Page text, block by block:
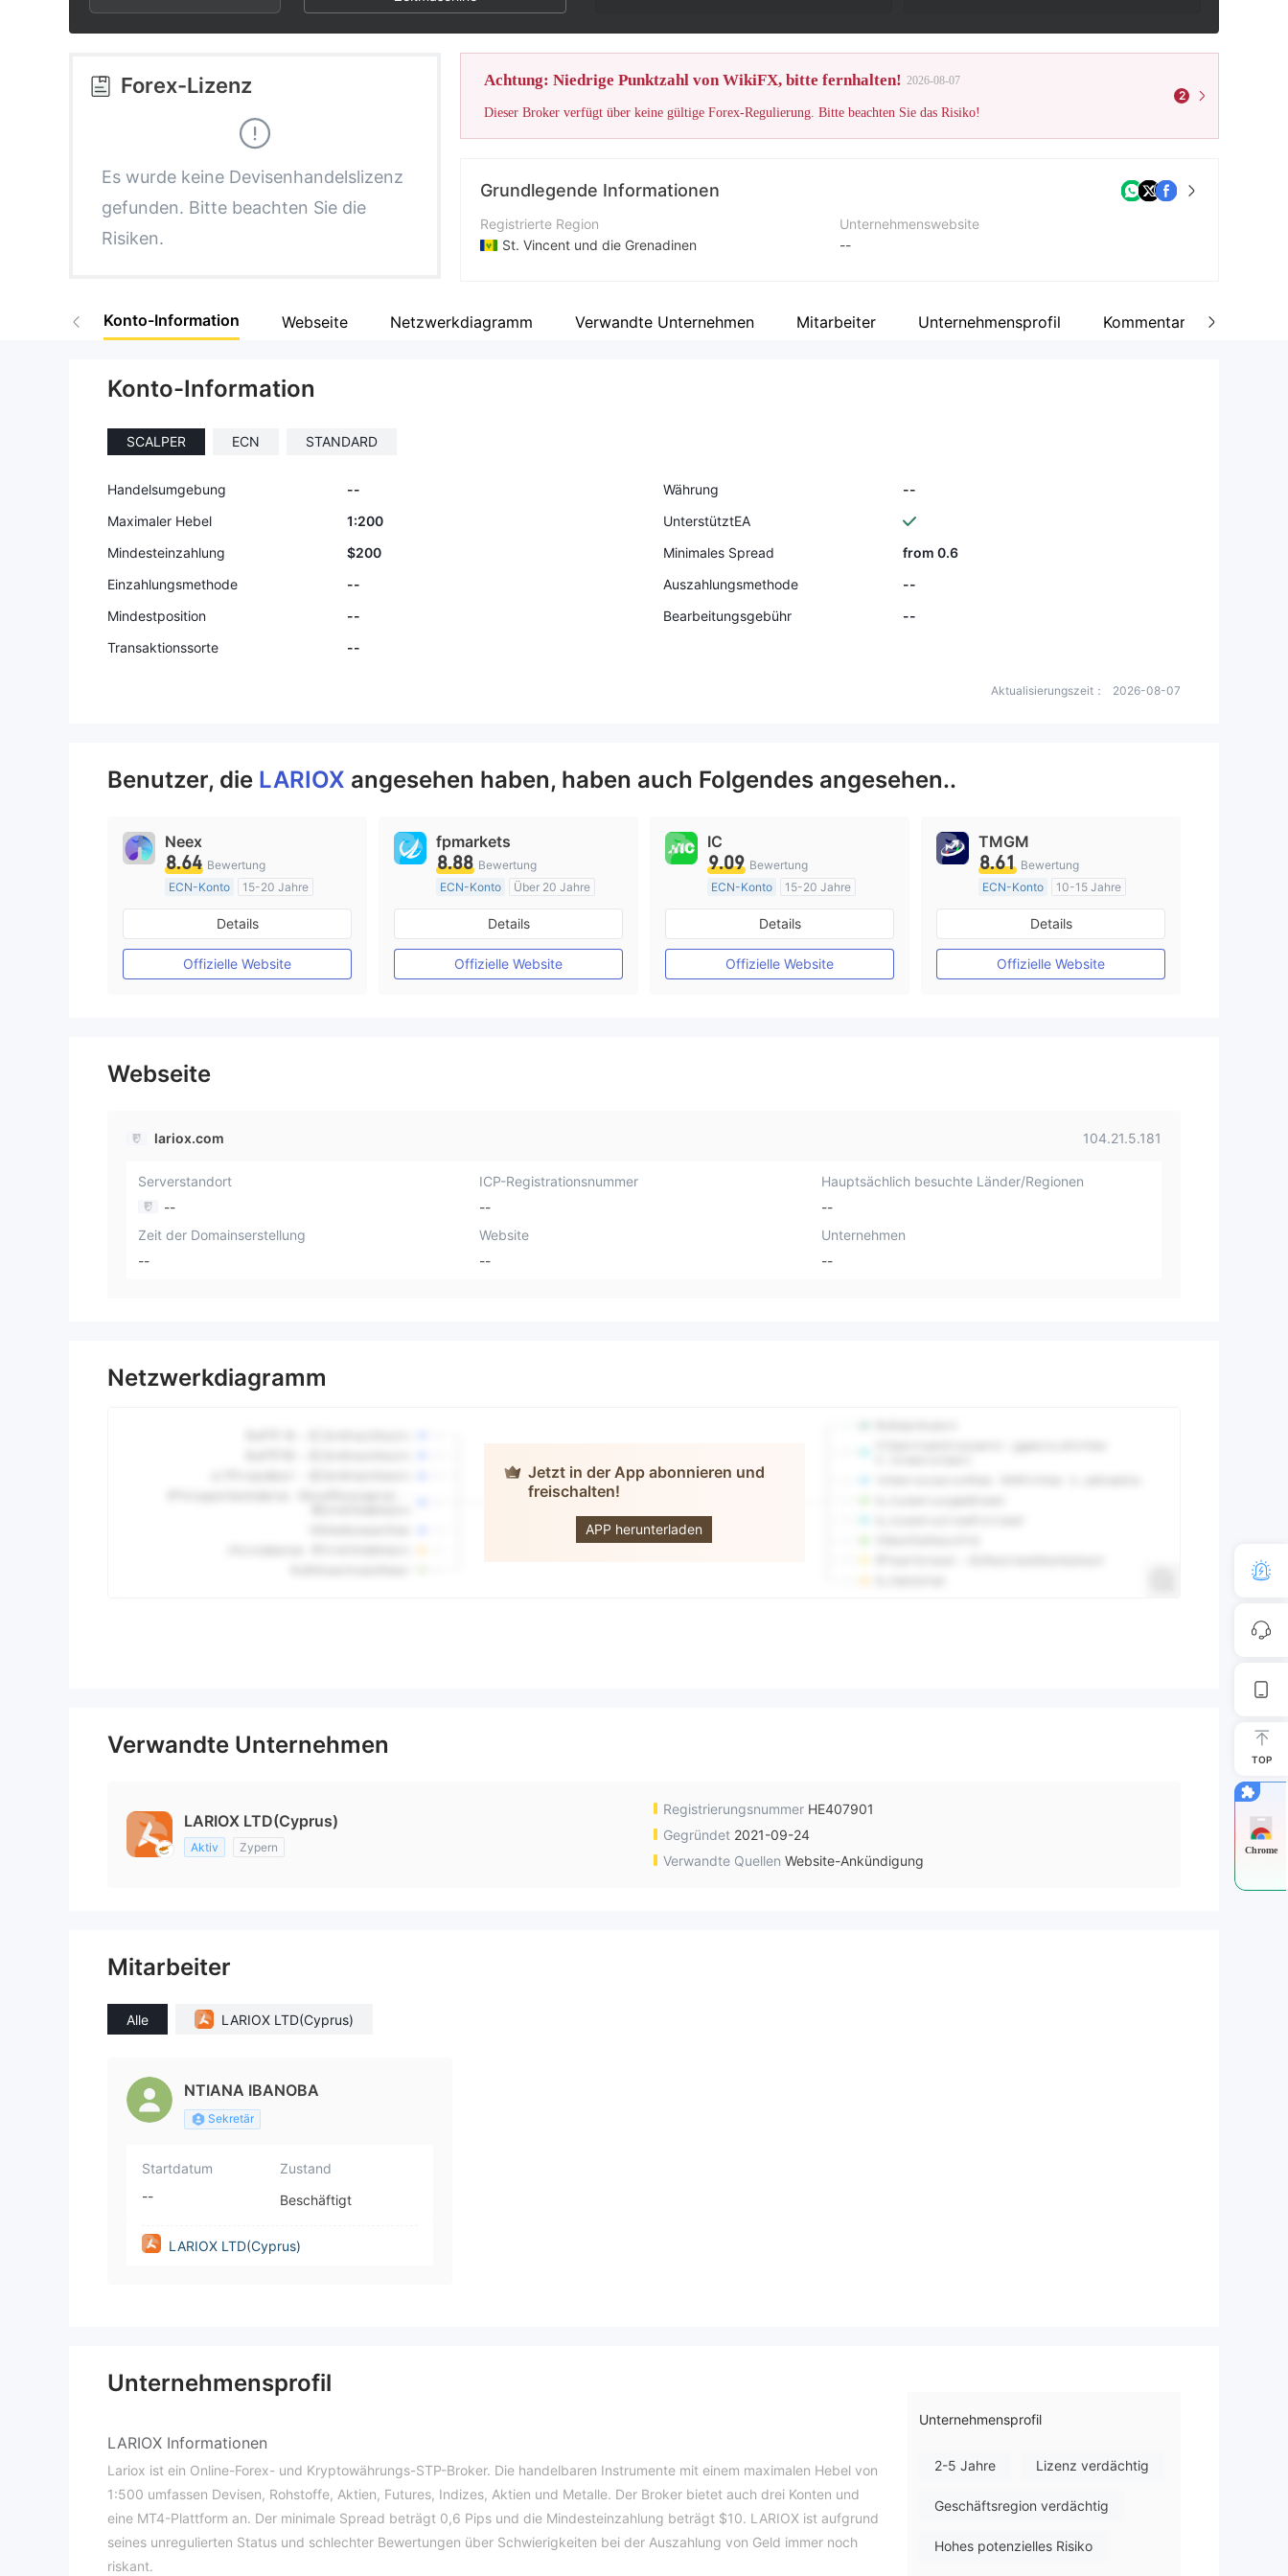
2
3
5
6
7
8
9
8
9
Forex-Lizenz
Es wurde keine Devisenhandelslizenz
gefunden. Bitte beachten Sie die
Risiken.
Achtung: Niedrige Punktzahl von WikiFX, bitte fernhalten! 2026-08-07
Dieser Broker verfügt über keine gültige Forex-Regulierung. Bitte beachten Sie das Risiko!
2
Grundlegende Informationen
Registrierte Region
St. Vincent und die Grenadinen
Unternehmen
Unternehmenswebsite
--
Konto-Information Webseite Netzwerkdiagramm Verwandte Unternehmen Mitarbeiter Unternehmensprofil Kommentar
Konto-Information
SCALPER ECN STANDARD
Handelsumgebung -- Währung
--
Maximaler Hebel
1:200
UnterstütztEA
Mindesteinzahlung
$200 Minimales Spread
from 0.6
Einzahlungsmethode
-- Auszahlungsmethode
--
Mindestposition
-- Bearbeitungsgebühr
--
Transaktionssorte
--
Aktualisierungszeit： 2026-08-07
Benutzer, die LARIOX angesehen haben, haben auch Folgendes angesehen..
Neex
8.64 Bewertung
ECN-Konto
15-20 Jahre
AustralienRegulierung
Market Making (MM)
MT4-Volllizenz
Details
Offizielle Website
fpmarkets
8.88 Bewertung
ECN-Konto
Über 20 Jahre
AustralienRegulierung
Market Making (MM)
MT4-Volllizenz
Details
Offizielle Website
IC
9.09 Bewertung
ECN-Konto
15-20 Jahre
AustralienRegulierung
Market Making (MM)
MT4-Volllizenz
Details
Offizielle Website
TMGM
8.61 Bewertung
ECN-Konto
10-15 Jahre
AustralienRegulierung
Market Making (MM)
MT4-Volllizenz
Details
Offizielle Website
Webseite
lariox.com 104.21.5.181
Serverstandort
--
ICP-Registrationsnummer
--
Hauptsächlich besuchte Länder/Regionen
--
Zeit der Domainserstellung
--
Website
--
Unternehmen
--
Netzwerkdiagramm
Jetzt in der App abonnieren und
freischalten!
APP herunterladen
Verwandte Unternehmen
LARIOX LTD(Cyprus)
Aktiv Zypern
Registrierungsnummer HE407901
Gegründet 2021-09-24
Verwandte Quellen Website-Ankündigung
Mitarbeiter
Alle LARIOX LTD(Cyprus)
ΝΤΙΑΝΑ ΙΒΑΝΟΒΑ
Sekretär
Startdatum
--
Zustand
Beschäftigt
LARIOX LTD(Cyprus)
Unternehmensprofil
LARIOX Informationen
Lariox ist ein Online-Forex- und Kryptowährungs-STP-Broker. Die handelbaren Instrumente mit einem maximalen Hebel von
1:500 umfassen Devisen, Rohstoffe, Aktien, Futures, Indizes, Aktien und Metalle. Der Broker bietet auch drei Konten und
eine MT4-Plattform an. Der minimale Spread beträgt 0,6 Pips und die Mindesteinzahlung beträgt $10. LARIOX ist aufgrund
seines unregulierten Status und schlechter Bewertungen über Schwierigkeiten bei der Auszahlung von Geld immer noch
riskant.
Unternehmensprofil
2-5 Jahre Lizenz verdächtig
Geschäftsregion verdächtig
Hohes potenzielles Risiko
TOP
Chrome